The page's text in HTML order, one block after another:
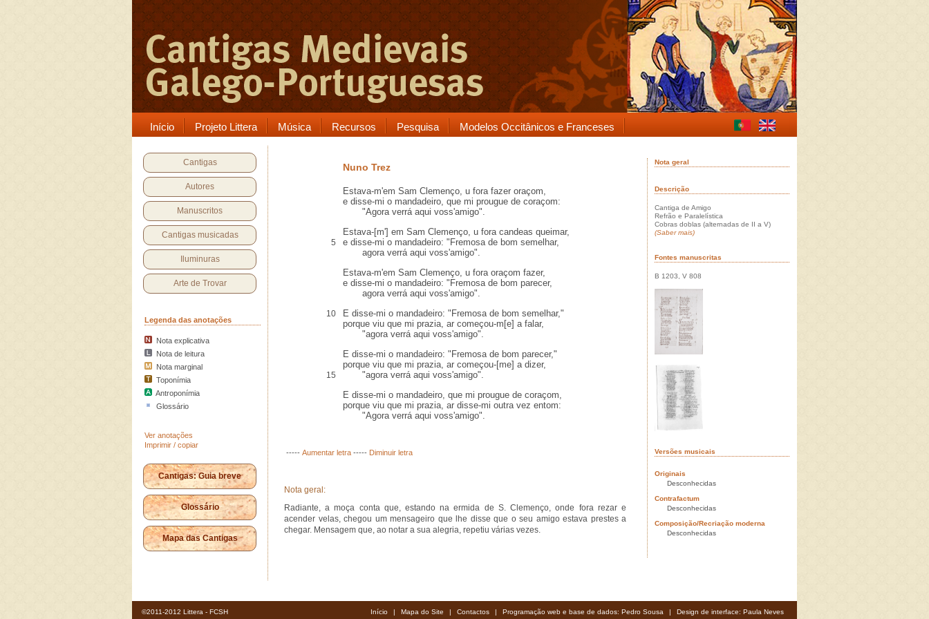
Início Projeto Littera Música Recursos Pesquisa Modelos Occitânicos e Franceses
Cantigas
Autores
Manuscritos
Cantigas musicadas
Iluminuras
Arte de Trovar
Legenda das anotações
Nota explicativa
Nota de leitura
Nota marginal
Toponímia
Antroponímia
Glossário
Ver anotações
Imprimir / copiar
Cantigas: Guia breve
Glossário
Mapa das Cantigas
Nuno Trez
Estava-m'em Sam Clemenço, u fora fazer oraçom,
e disse-mi o mandadeiro, que mi prougue de coraçom:
"Agora verrá aqui voss'amigo".
Estava-[m'] em Sam Clemenço, u fora candeas queimar,
5
e disse-mi o mandadeiro: "Fremosa de bom semelhar,
agora verrá aqui voss'amigo".
Estava-m'em Sam Clemenço, u fora oraçom fazer,
e disse-mi o mandadeiro: "Fremosa de bom parecer,
agora verrá aqui voss'amigo".
10
E disse-mi o mandadeiro: "Fremosa de bom semelhar,"
porque viu que mi prazia, ar começou-m[e] a falar,
"agora verrá aqui voss'amigo".
E disse-mi o mandadeiro: "Fremosa de bom parecer,"
porque viu que mi prazia, ar começou-[me] a dizer,
15
"agora verrá aqui voss'amigo".
E disse-mi o mandadeiro, que mi prougue de coraçom,
porque viu que mi prazia, ar disse-mi outra vez entom:
"Agora verrá aqui voss'amigo".
----- Aumentar letra ----- Diminuir letra
Nota geral:
Radiante, a moça conta que, estando na ermida de S. Clemenço, onde fora rezar e
acender velas, chegou um mensageiro que lhe disse que o seu amigo estava prestes a
chegar. Mensagem que, ao notar a sua alegria, repetiu várias vezes.
Nota geral
Descrição
Cantiga de Amigo
Refrão e Paralelística
Cobras doblas (alternadas de II a V)
(Saber mais)
Fontes manuscritas
B 1203, V 808
Versões musicais
Originais
Desconhecidas
Contrafactum
Desconhecidas
Composição/Recriação moderna
Desconhecidas
©2011-2012 Littera - FCSH Início | Mapa do Site | Contactos | Programação web e base de dados: Pedro Sousa | Design de interface: Paula Neves